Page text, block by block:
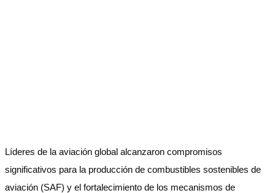
Líderes de la aviación global alcanzaron compromisos
significativos para la producción de combustibles sostenibles de
aviación (SAF) y el fortalecimiento de los mecanismos de